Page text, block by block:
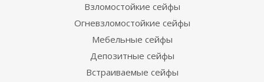
Взломостойкие сейфы
Огневзломостойкие сейфы
Мебельные сейфы
Депозитные сейфы
Встраиваемые сейфы